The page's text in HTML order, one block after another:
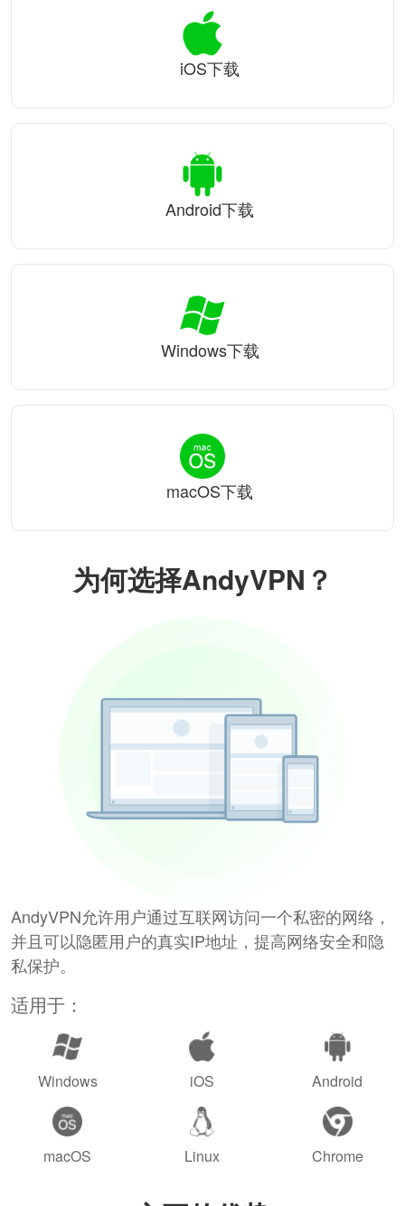
为何选择AndyVPN？
AndyVPN允许用户通过互联网访问一个私密的网络，
并且可以隐匿用户的真实IP地址，提高网络安全和隐
私保护。
适用于：
Windows iOS Android
macOS Linux Chrome
iOS下载
Android下载
Windows下载
macOS下载